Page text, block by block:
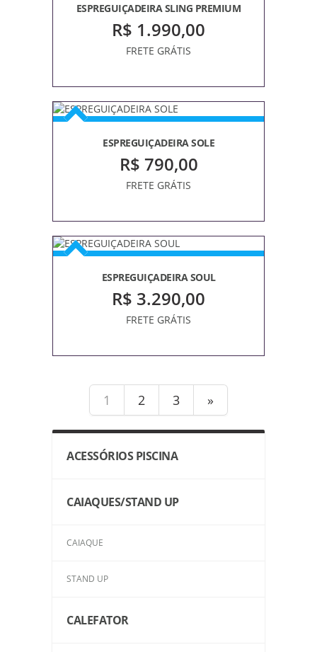
ESPREGUIÇADEIRA SLING PREMIUM
R$ 1.990,00
FRETE GRÁTIS
ESPREGUIÇADEIRA SOLE
R$ 790,00
FRETE GRÁTIS
ESPREGUIÇADEIRA SOUL
R$ 3.290,00
FRETE GRÁTIS
1 2 3 »
ACESSÓRIOS PISCINA
CAIAQUES/STAND UP
CAIAQUE
STAND UP
CALEFATOR